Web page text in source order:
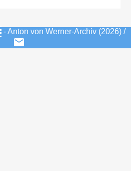
- Anton von Werner-Archiv (2026) /